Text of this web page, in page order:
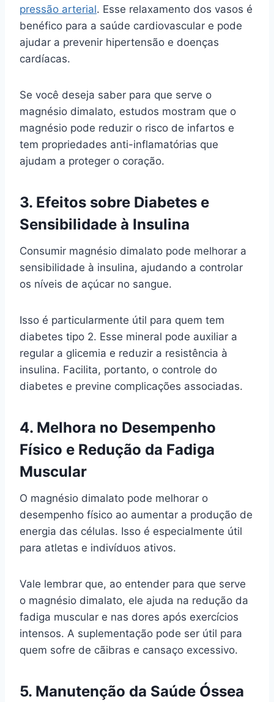
pressão arterial. Esse relaxamento dos vasos é
benéfico para a saúde cardiovascular e pode
ajudar a prevenir hipertensão e doenças
cardíacas.
Se você deseja saber para que serve o
magnésio dimalato, estudos mostram que o
magnésio pode reduzir o risco de infartos e
tem propriedades anti-inflamatórias que
ajudam a proteger o coração.
3. Efeitos sobre Diabetes e
Sensibilidade à Insulina
Consumir magnésio dimalato pode melhorar a
sensibilidade à insulina, ajudando a controlar
os níveis de açúcar no sangue.
Isso é particularmente útil para quem tem
diabetes tipo 2. Esse mineral pode auxiliar a
regular a glicemia e reduzir a resistência à
insulina. Facilita, portanto, o controle do
diabetes e previne complicações associadas.
4. Melhora no Desempenho
Físico e Redução da Fadiga
Muscular
O magnésio dimalato pode melhorar o
desempenho físico ao aumentar a produção de
energia das células. Isso é especialmente útil
para atletas e indivíduos ativos.
Vale lembrar que, ao entender para que serve
o magnésio dimalato, ele ajuda na redução da
fadiga muscular e nas dores após exercícios
intensos. A suplementação pode ser útil para
quem sofre de cãibras e cansaço excessivo.
5. Manutenção da Saúde Óssea